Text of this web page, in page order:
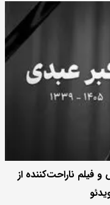
فیلم ناراحت‌کننده از